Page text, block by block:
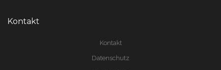
Kontakt
Kontakt
Datenschutz